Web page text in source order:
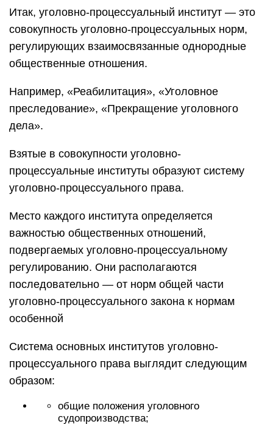
Итак, уголовно-процессуальный институт — это
совокупность уголовно-процессуальных норм,
регулирующих взаимосвязанные однород­ные
общественные отношения.
Например, «Реабилитация», «Уголовное
преследование», «Пре­кращение уголовного
дела».
Взятые в совокупности уголовно-
процессуальные институты образуют систему
уголовно-процессуального права.
Место каждого института определяется
важностью общественных отношений,
подвергаемых уголовно-процессуальному
регулированию. Они располагаются
последовательно — от норм общей части
уголовно-процессуального закона к нормам
особенной
Система основных институтов уголовно-
процессуального права выглядит следую­щим
образом:
общие положения уголовного
судопроизводства;